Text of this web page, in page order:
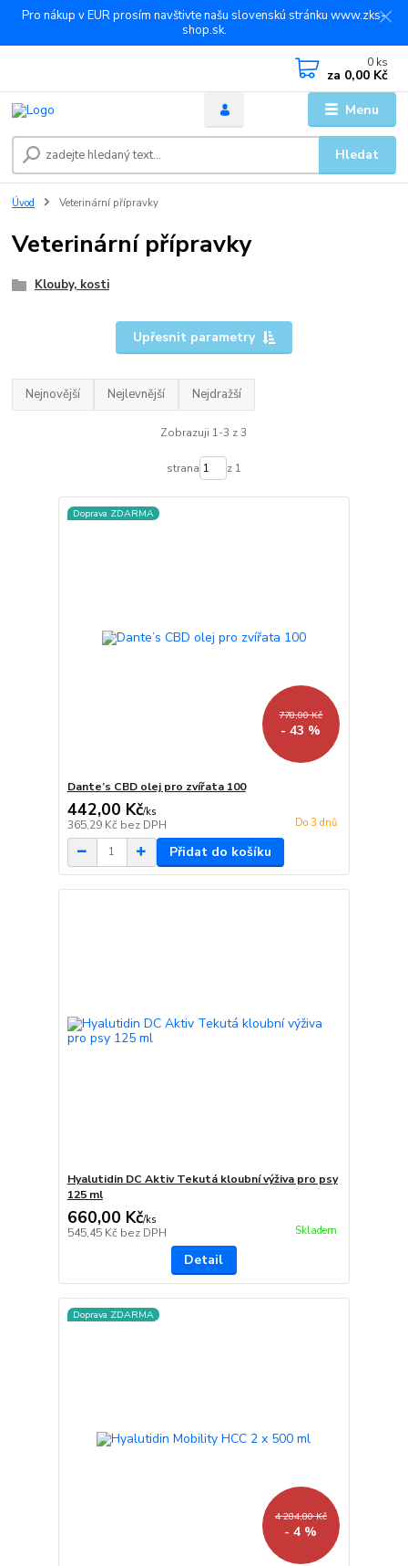
Pro nákup v EUR prosím navštivte našu slovenskú stránku www.zks-
shop.sk.
Menu
Hledat
0 ks
za 0,00 Kč
Úvod Veterinární přípravky
Veterinární přípravky
Klouby, kosti
Upřesnit parametry
Nejnovější Nejlevnější Nejdražší
Zobrazuji 1-3 z 3
strana z 1
Doprava ZDARMA
778,00 Kč
- 43 %
Dante’s CBD olej pro zvířata 100
442,00 Kč/ks
365,29 Kč bez DPH Do 3 dnů
Přidat do košíku
Hyalutidin DC Aktiv Tekutá kloubní výživa pro psy
125 ml
660,00 Kč/ks
545,45 Kč bez DPH Skladem
Detail
Doprava ZDARMA
4 284,80 Kč
- 4 %